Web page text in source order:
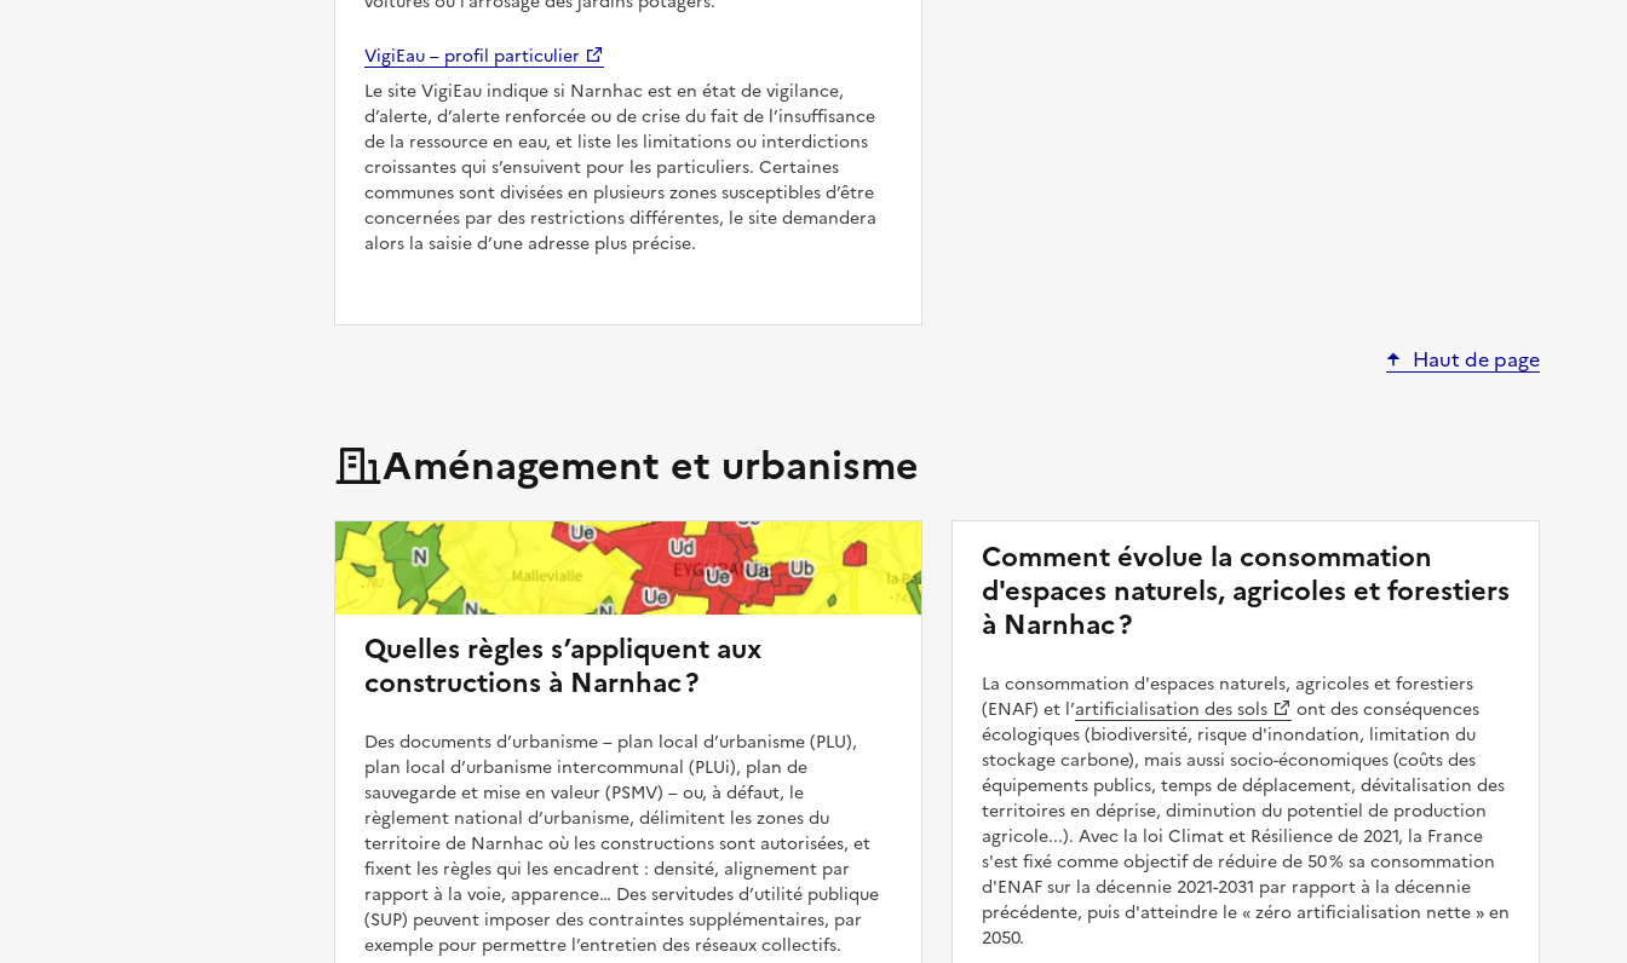
VigiEau – profil particulier
Le site VigiEau indique si Narnhac est en état de vigilance,
d’alerte, d’alerte renforcée ou de crise du fait de l’insuffisance
de la ressource en eau, et liste les limitations ou interdictions
croissantes qui s’ensuivent pour les particuliers. Certaines
communes sont divisées en plusieurs zones susceptibles d’être
concernées par des restrictions différentes, le site demandera
alors la saisie d’une adresse plus précise.
Haut de page
Aménagement et urbanisme
Quelles règles s’appliquent aux
constructions à Narnhac ?
Des documents d’urbanisme – plan local d’urbanisme (PLU),
plan local d’urbanisme intercommunal (PLUi), plan de
sauvegarde et mise en valeur (PSMV) – ou, à défaut, le
règlement national d’urbanisme, délimitent les zones du
territoire de Narnhac où les constructions sont autorisées, et
fixent les règles qui les encadrent : densité, alignement par
rapport à la voie, apparence… Des servitudes d’utilité publique
(SUP) peuvent imposer des contraintes supplémentaires, par
exemple pour permettre l’entretien des réseaux collectifs.
Comment évolue la consommation
d'espaces naturels, agricoles et forestiers
à Narnhac ?
La consommation d'espaces naturels, agricoles et forestiers
(ENAF) et l’artificialisation des sols
ont des conséquences
écologiques (biodiversité, risque d'inondation, limitation du
stockage carbone), mais aussi socio-économiques (coûts des
équipements publics, temps de déplacement, dévitalisation des
territoires en déprise, diminution du potentiel de production
agricole...). Avec la loi Climat et Résilience de 2021, la France
s'est fixé comme objectif de réduire de 50 % sa consommation
d'ENAF sur la décennie 2021-2031 par rapport à la décennie
précédente, puis d'atteindre le zéro artificialisation nette en
2050.